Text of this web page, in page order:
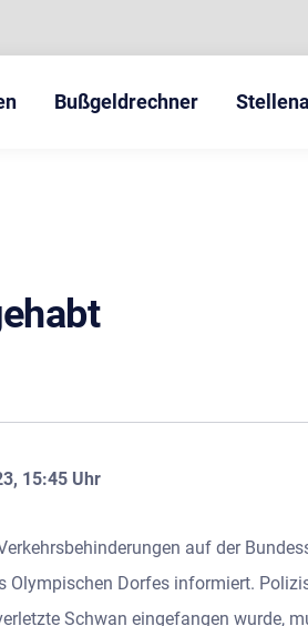
Bußgeldrechner
15:45 Uhr
auf der
Dorfes informiert.
Schwan eingefangen wurde,